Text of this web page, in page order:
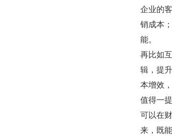
企业的
销成本
能。
再比如
辑，提
本增效
值得一
可以在
来，既